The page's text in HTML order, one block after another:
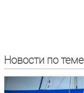
Новости по теме